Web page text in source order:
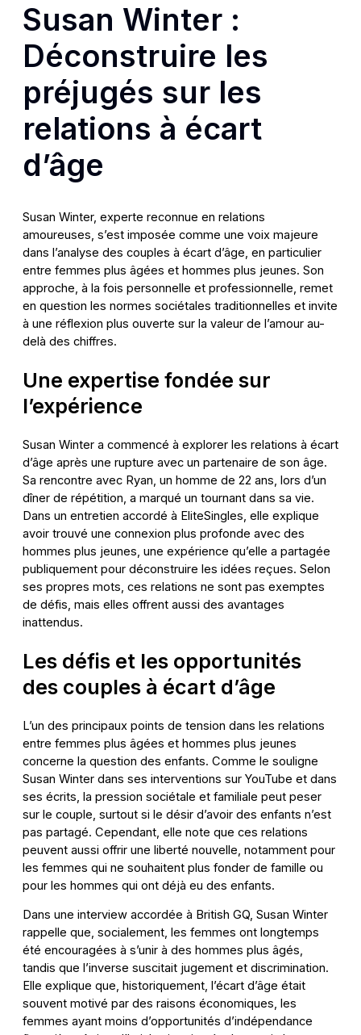
Susan Winter :
Déconstruire les
préjugés sur les
relations à écart
d’âge
Susan Winter, experte reconnue en relations
amoureuses, s’est imposée comme une voix majeure
dans l’analyse des couples à écart d’âge, en particulier
entre femmes plus âgées et hommes plus jeunes. Son
approche, à la fois personnelle et professionnelle, remet
en question les normes sociétales traditionnelles et invite
à une réflexion plus ouverte sur la valeur de l’amour au-
delà des chiffres.
Une expertise fondée sur
l’expérience
Susan Winter a commencé à explorer les relations à écart
d’âge après une rupture avec un partenaire de son âge.
Sa rencontre avec Ryan, un homme de 22 ans, lors d’un
dîner de répétition, a marqué un tournant dans sa vie.
Dans un entretien accordé à EliteSingles, elle explique
avoir trouvé une connexion plus profonde avec des
hommes plus jeunes, une expérience qu’elle a partagée
publiquement pour déconstruire les idées reçues. Selon
ses propres mots, ces relations ne sont pas exemptes
de défis, mais elles offrent aussi des avantages
inattendus.
Les défis et les opportunités
des couples à écart d’âge
L’un des principaux points de tension dans les relations
entre femmes plus âgées et hommes plus jeunes
concerne la question des enfants. Comme le souligne
Susan Winter dans ses interventions sur YouTube et dans
ses écrits, la pression sociétale et familiale peut peser
sur le couple, surtout si le désir d’avoir des enfants n’est
pas partagé. Cependant, elle note que ces relations
peuvent aussi offrir une liberté nouvelle, notamment pour
les femmes qui ne souhaitent plus fonder de famille ou
pour les hommes qui ont déjà eu des enfants.
Dans une interview accordée à British GQ, Susan Winter
rappelle que, socialement, les femmes ont longtemps
été encouragées à s’unir à des hommes plus âgés,
tandis que l’inverse suscitait jugement et discrimination.
Elle explique que, historiquement, l’écart d’âge était
souvent motivé par des raisons économiques, les
femmes ayant moins d’opportunités d’indépendance